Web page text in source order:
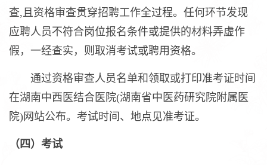
查,且资格审查贯穿招聘工作全过程。任何环节发现
应聘人员不符合岗位报名条件或提供的材料弄虚作
假，一经查实，则取消考试或聘用资格。
通过资格审查人员名单和领取或打印准考证时间
在湖南中西医结合医院(湖南省中医药研究院附属医
院)网站公布。考试时间、地点见准考证。
（四）考试